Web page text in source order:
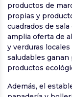
productos de
propias y
cuadrados de
amplia oferta de
y verduras
saludables
productos
Además, el